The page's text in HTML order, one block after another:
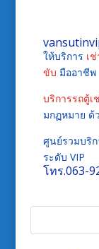
ให้บริการ เ
ขับ มืออาชีพ
บริการรถตู้เ
มกฏหมาย ด้
ศูนย์รวมบริก
ระดับ VIP
โทร.063-